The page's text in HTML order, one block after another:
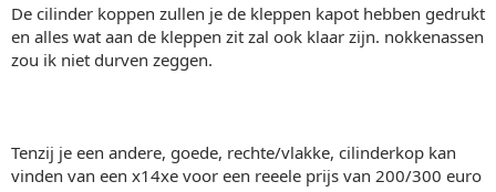
De cilinder koppen zullen je de kleppen kapot hebben gedrukt
en alles wat aan de kleppen zit zal ook klaar zijn. nokkenassen
zou ik niet durven zeggen.
Tenzij je een andere, goede, rechte/vlakke, cilinderkop kan
vinden van een x14xe voor een reeele prijs van 200/300 euro